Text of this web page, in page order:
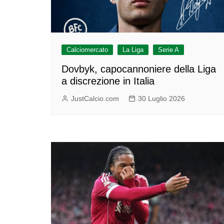
Calciomercato La Liga Serie A
Dovbyk, capocannoniere della Liga
a discrezione in Italia
JustCalcio.com 30 Luglio 2026